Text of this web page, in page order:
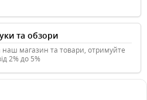
та обзори
наш магазин та товари, отримуйте
2% до 5%